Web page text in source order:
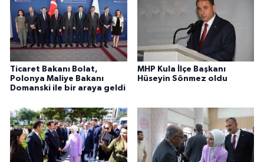
Ticaret Bakanı Bolat,
Polonya Maliye Bakanı
Domanski ile bir araya geldi
MHP Kula İlçe Başkanı
Hüseyin Sönmez oldu